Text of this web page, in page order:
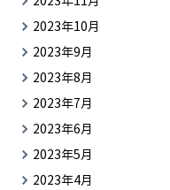
2023年10月
2023年9月
2023年8月
2023年7月
2023年6月
2023年5月
2023年4月